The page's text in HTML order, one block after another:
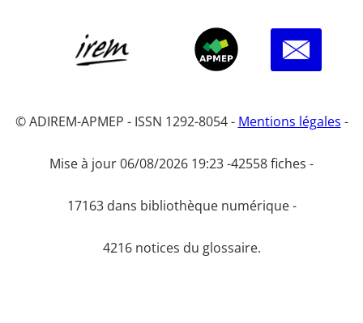
© ADIREM-APMEP - ISSN 1292-8054 - Mentions légales -
Mise à jour 06/08/2026 19:23 -42558 fiches -
17163 dans bibliothèque numérique -
4216 notices du glossaire.